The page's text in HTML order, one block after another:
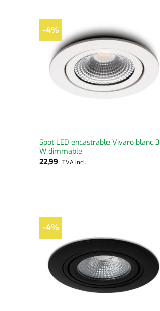
-4%
Spot LED encastrable Vivaro blanc 3
W dimmable
22,99 TVA incl.
-4%